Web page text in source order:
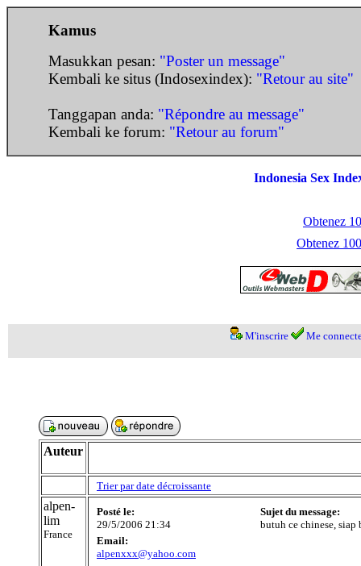
Kamus
Masukkan pesan: "Poster un message"
Kembali ke situs (Indosexindex): "Retour au site"
Tanggapan anda: "Répondre au message"
Kembali ke forum: "Retour au forum"
Indonesia Sex
Obtenez
Obtenez
M'inscrire Me
Auteur
Trier par date décroissante
alpen-
lim
France
Posté le:
29/5/2006 21:34
Sujet du message:
butuh ce chinese, siap
Email:
alpenxxx@yahoo.com